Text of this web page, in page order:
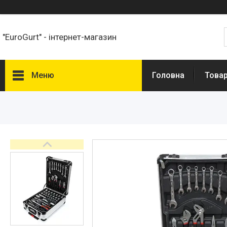
"EuroGurt" - інтернет-магазин
Меню Головна